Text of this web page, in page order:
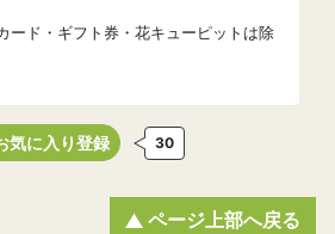
ード・ギフト券・花キューピットは除
気に入り登録 30
ページ上部へ戻る